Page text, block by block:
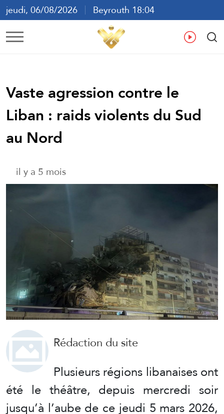
jeudi, 06/08/2026
Beyrouth 18:04
ع
Vaste agression contre le
Liban : raids violents du Sud
au Nord
il y a 5 mois
Rédaction du site
Plusieurs régions libanaises ont
été le théâtre, depuis mercredi soir
jusqu’à l’aube de ce jeudi 5 mars 2026,